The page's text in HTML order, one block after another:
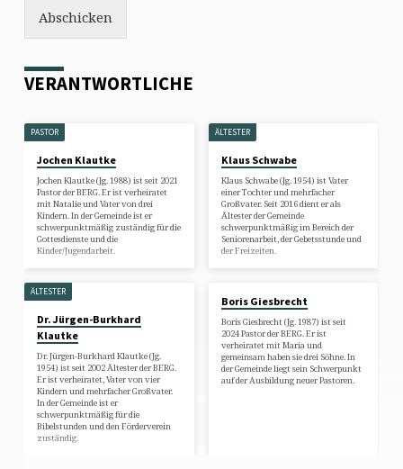
Abschicken
VERANTWORTLICHE
PASTOR
Jochen Klautke
Jochen Klautke (Jg. 1988) ist seit 2021
Pastor der BERG. Er ist verheiratet
mit Natalie und Vater von drei
Kindern. In der Gemeinde ist er
schwerpunktmäßig zuständig für die
Gottesdienste und die
Kinder/Jugendarbeit.
ÄLTESTER
Klaus Schwabe
Klaus Schwabe (Jg. 1954) ist Vater
einer Tochter und mehrfacher
Großvater. Seit 2016 dient er als
Ältester der Gemeinde
schwerpunktmäßig im Bereich der
Seniorenarbeit, der Gebetsstunde und
der Freizeiten.
ÄLTESTER
Dr. Jürgen-Burkhard
Klautke
Dr. Jürgen-Burkhard Klautke (Jg.
1954) ist seit 2002 Ältester der BERG.
Er ist verheiratet, Vater von vier
Kindern und mehrfacher Großvater.
In der Gemeinde ist er
schwerpunktmäßig für die
Bibelstunden und den Förderverein
zuständig.
Boris Giesbrecht
Boris Giesbrecht (Jg. 1987) ist seit
2024 Pastor der BERG. Er ist
verheiratet mit Maria und
gemeinsam haben sie drei Söhne. In
der Gemeinde liegt sein Schwerpunkt
auf der Ausbildung neuer Pastoren.